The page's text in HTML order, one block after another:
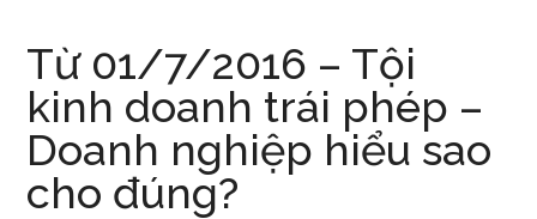
Từ 01/7/2016 – Tội
kinh doanh trái phép –
Doanh nghiệp hiểu sao
cho đúng?